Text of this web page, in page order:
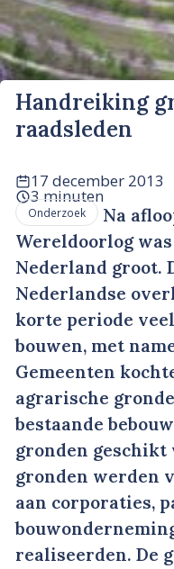
Handreiking
raadsleden
17 december 2013
3 minuten
Onderzoek
Na
Wereldoorlog
Nederland groot.
Nederlandse
korte periode
bouwen, met
Gemeenten
agrarische
bestaande
gronden geschikt
gronden werden
aan corporaties,
realiseerden. De